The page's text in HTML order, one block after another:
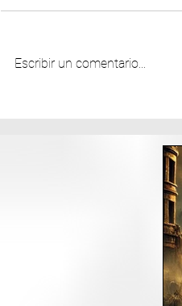
Escribir un comentario...